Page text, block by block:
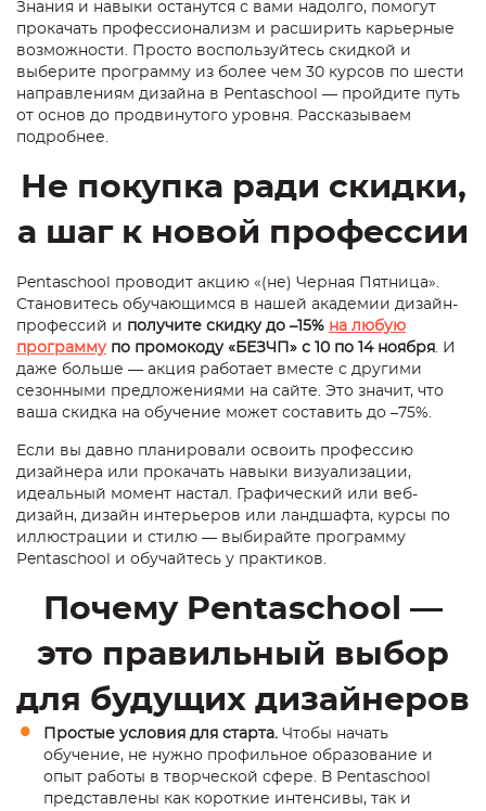
Знания и навыки останутся с вами надолго, помогут
прокачать профессионализм и расширить карьерные
возможности. Просто воспользуйтесь скидкой и
выберите программу из более чем 30 курсов по шести
направлениям дизайна в Pentaschool — пройдите путь
от основ до продвинутого уровня. Рассказываем
подробнее.
Не покупка ради скидки,
а шаг к новой профессии
Pentaschool проводит акцию «(не) Черная Пятница».
Становитесь обучающимся в нашей академии дизайн-
профессий и получите скидку до –15% на любую
программупо промокоду «БЕЗЧП» с 10 по 14 ноября . И
даже больше — акция работает вместе с другими
сезонными предложениями на сайте. Это значит, что
ваша скидка на обучение может составить до –75%.
Если вы давно планировали освоить профессию
дизайнера или прокачать навыки визуализации,
идеальный момент настал. Графический или веб-
дизайн, дизайн интерьеров или ландшафта, курсы по
иллюстрации и стилю — выбирайте программу
Pentaschool и обучайтесь у практиков.
Почему Pentaschool —
это правильный выбор
для будущих дизайнеров
Простые условия для старта. Чтобы начать
обучение, не нужно профильное образование и
опыт работы в творческой сфере. В Pentaschool
представлены как короткие интенсивы, так и